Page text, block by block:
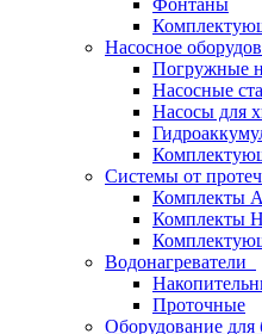
Фонтаны
Насосное
Погружные
Насосные
Насосы для
Системы от
Комплекты
Комплекты
Водонагреватели
Проточные
Оборудование для